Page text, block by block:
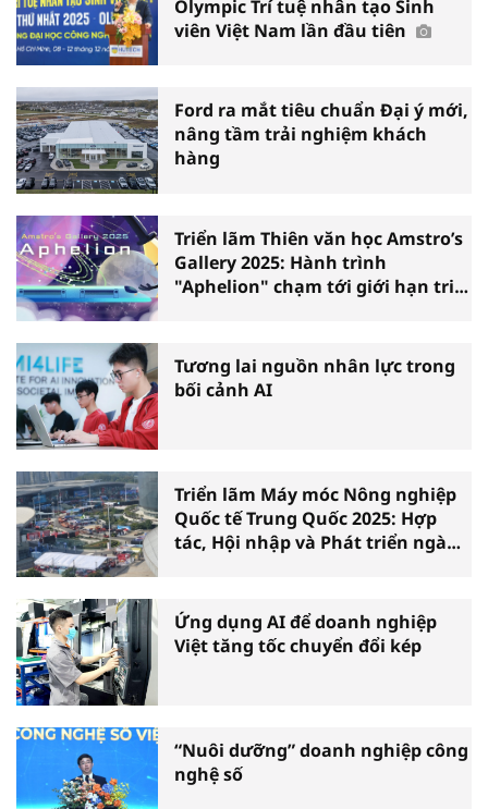
Olympic Trí tuệ nhân tạo Sinh
viên Việt Nam lần đầu tiên
Ford ra mắt tiêu chuẩn Đại ý mới,
nâng tầm trải nghiệm khách
hàng
Triển lãm Thiên văn học Amstro’s
Gallery 2025: Hành trình
"Aphelion" chạm tới giới hạn tri
Tương lai nguồn nhân lực trong
bối cảnh AI
Triển lãm Máy móc Nông nghiệp
Quốc tế Trung Quốc 2025: Hợp
tác, Hội nhập và Phát triển ngành
Ứng dụng AI để doanh nghiệp
Việt tăng tốc chuyển đổi kép
“Nuôi dưỡng” doanh nghiệp công
nghệ số